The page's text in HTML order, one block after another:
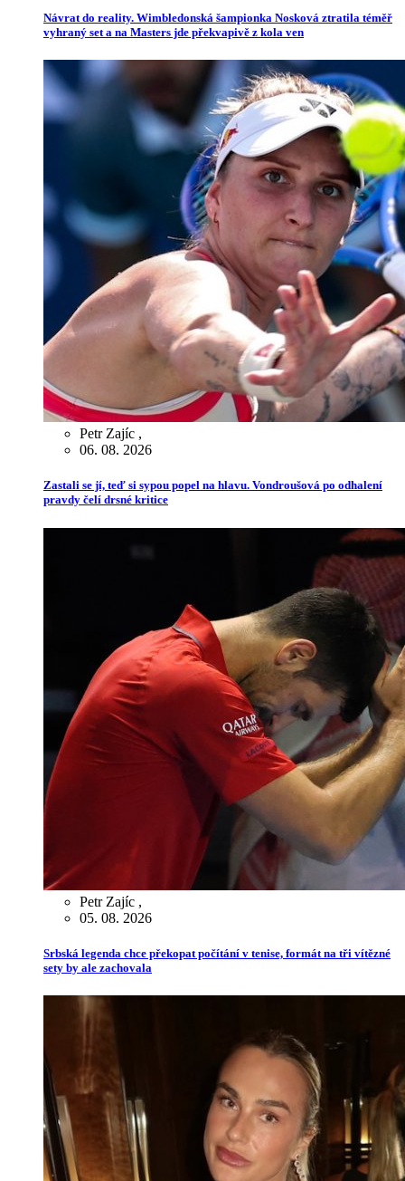
Návrat do reality. Wimbledonská šampionka Nosková ztratila téměř
vyhraný set a na Masters jde překvapivě z kola ven
Petr Zajíc ,
06. 08. 2026
Zastali se jí, teď si sypou popel na hlavu. Vondroušová po odhalení
pravdy čelí drsné kritice
Petr Zajíc ,
05. 08. 2026
Srbská legenda chce překopat počítání v tenise, formát na tři vítězné
sety by ale zachovala